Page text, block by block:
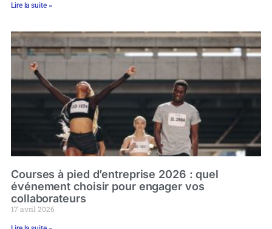
Lire la suite »
Courses à pied d’entreprise 2026 : quel
événement choisir pour engager vos
collaborateurs
17 avril 2026